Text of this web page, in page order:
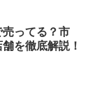
売ってる？市
を徹底解説！